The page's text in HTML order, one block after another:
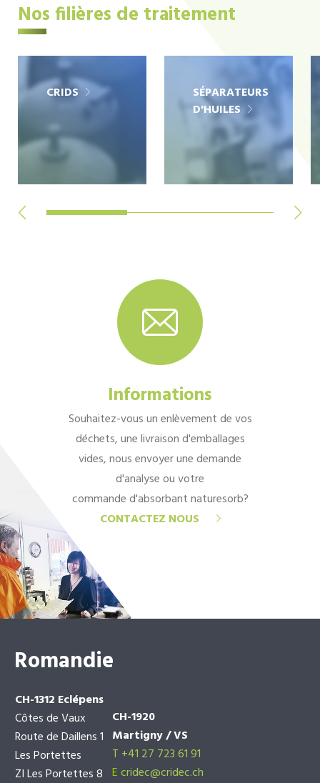
Nos filières de traitement
CRIDS
SÉPARATEURS
D'HUILES
Informations
Souhaitez-vous un enlèvement de vos
déchets, une livraison d'emballages
vides, nous envoyer une demande
d'analyse ou votre
commande d'absorbant naturesorb?
CONTACTEZ NOUS
Romandie
CH-1312 Eclépens
Côtes de Vaux
Route de Daillens 1
Les Portettes
ZI Les Portettes 8
CH-1920
Martigny / VS
T +41 27 723 61 91
Ecridec@cridec.ch